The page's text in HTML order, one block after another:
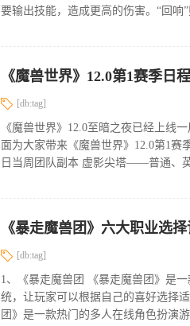
要输出技能，造成更高的伤害。“回响
[db:tag]
《魔兽世界》12.0至暗之夜已经上线
面为大家带来《魔兽世界》12.0第1赛
日当周团队副本 虚影尖塔——普通、
[db:tag]
1、《暴走魔兽团 《暴走魔兽团》是
统，让玩家可以根据自己的喜好选择
团》是一款热门的多人在线角色扮演